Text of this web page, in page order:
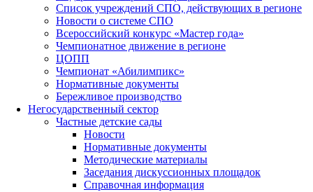
Список учреждений СПО, действующих в регионе
Новости о системе СПО
Всероссийский конкурс «Мастер года»
Чемпионатное движение в регионе
ЦОПП
Чемпионат «Абилимпикс»
Нормативные документы
Бережливое производство
Негосударственный сектор
Частные детские сады
Новости
Нормативные документы
Методические материалы
Заседания дискуссионных площадок
Справочная информация